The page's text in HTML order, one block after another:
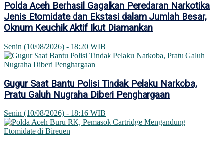
Polda Aceh Berhasil Gagalkan Peredaran Narkotika
Jenis Etomidate dan Ekstasi dalam Jumlah Besar,
Oknum Keuchik Aktif Ikut Diamankan
Senin (10/08/2026) - 18:20 WIB
Gugur Saat Bantu Polisi Tindak Pelaku Narkoba,
Pratu Galuh Nugraha Diberi Penghargaan
Senin (10/08/2026) - 18:16 WIB